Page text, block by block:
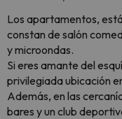
Los apartamentos,
constan de salón
y microondas.
Si eres amante del
privilegiada ubicación
Además, en las
bares y un club